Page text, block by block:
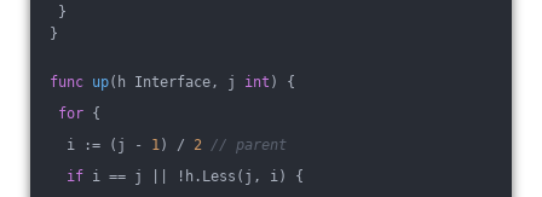
}
}
func up(h Interface, j int )
{
for {
i := (j - 1) / 2 // parent
if i == j || !h.Less(j, i) {